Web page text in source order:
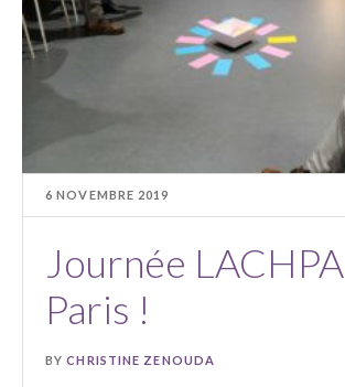
6 NOVEMBRE 2019
Journée
Paris !
BYCHRISTINE ZENOUDA